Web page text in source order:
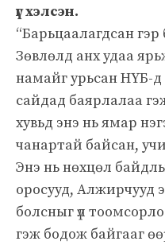
үг хэлсэн.
“Барьцаалагдсан гэр
Зөвлөлд анх удаа
намайг урьсан НҮБ-
сайдад баярлалаа
хувьд энэ нь ямар
чанартай байсан,
Энэ нь нөхцөл
оросууд, Алжирчууд
болсныг үл
гэж бодож байгааг